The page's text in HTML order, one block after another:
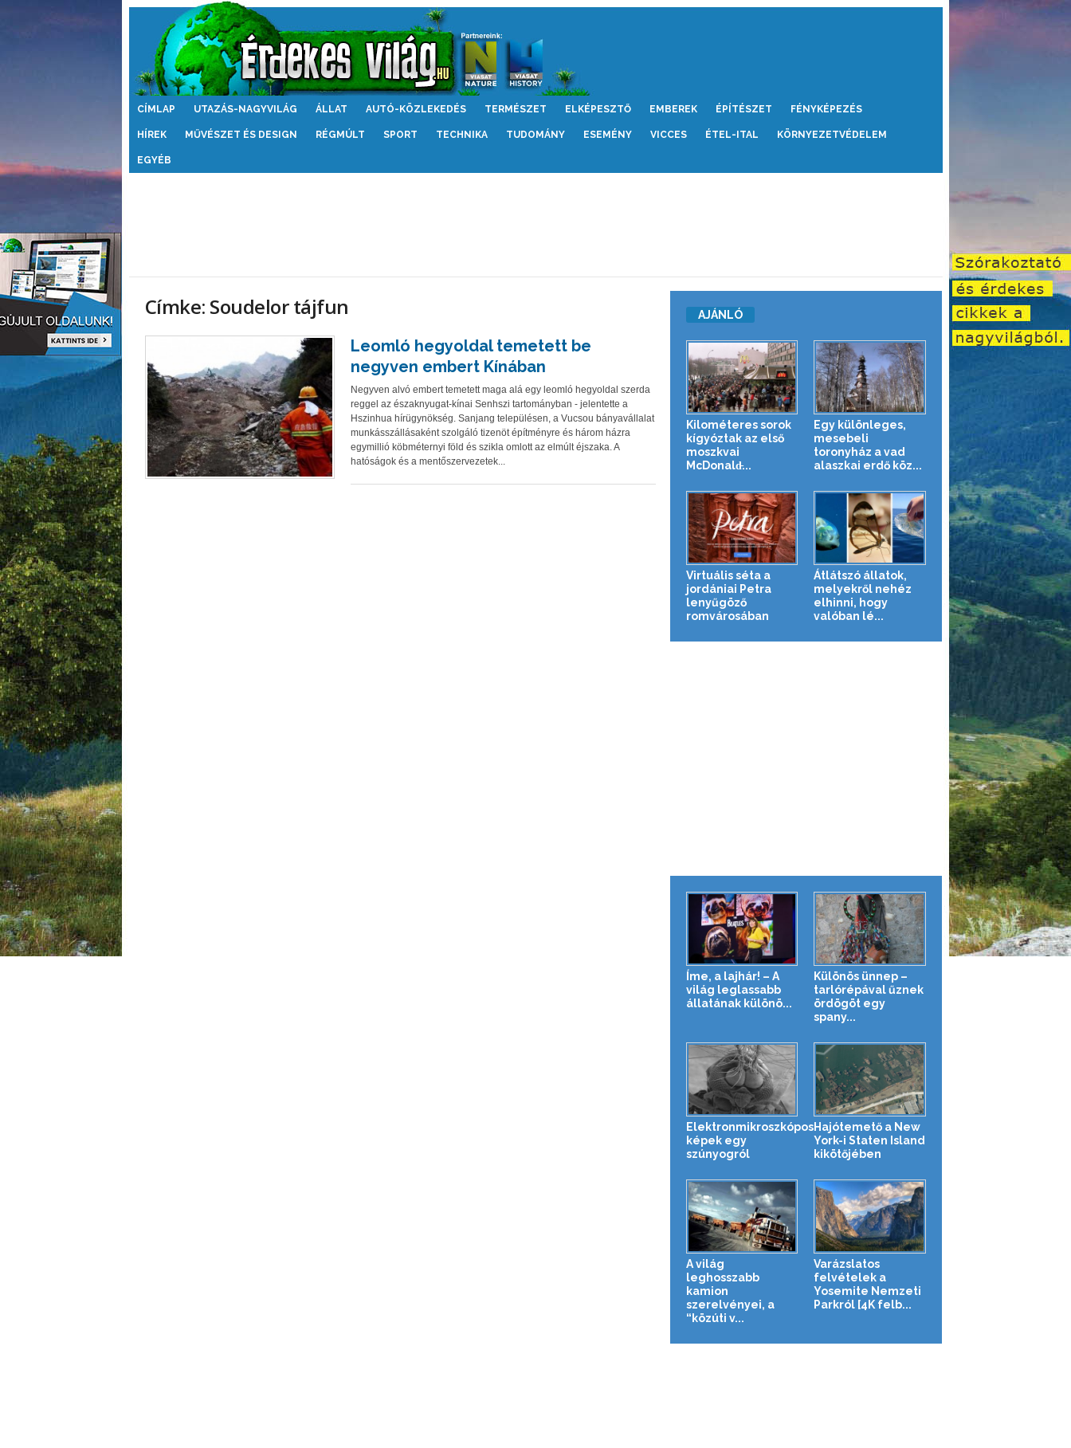
Érdekes
CÍMLAP UTAZÁS-NAGYVILÁG ÁLLAT AUTÓ-KÖZLEKEDÉS TERMÉSZET ELKÉPESZTŐ EMBEREK ÉPÍTÉSZET FÉNYKÉPEZÉS
HÍREK MŰVÉSZET ÉS DESIGN RÉGMÚLT SPORT TECHNIKA TUDOMÁNY ESEMÉNY VICCES ÉTEL-ITAL KÖRNYEZETVÉDELEM
EGYÉB
Címke: Soudelor tájfun
Leomló hegyoldal temetett be
negyven embert Kínában
Negyven alvó embert temetett maga alá egy leomló hegyoldal szerda
reggel az északnyugat-kínai Senhszi tartományban - jelentette a
Hszinhua hírügynökség. Sanjang településen, a Vucsou bányavállalat
munkásszállásaként szolgáló tizenöt építményre és három házra
egymillió köbméternyi föld és szikla omlott az elmúlt éjszaka. A
hatóságok és a mentőszervezetek...
AJÁNLÓ
Kilométeres sorok
kígyóztak az első
moszkvai
McDonald̵...
Egy különleges,
mesebeli
toronyház a vad
alaszkai erdő köz...
Virtuális séta a
jordániai Petra
lenyűgöző
romvárosában
Átlátszó állatok,
melyekről nehéz
elhinni, hogy
valóban lé...
Íme, a lajhár! – A
világ leglassabb
állatának különö...
Különös ünnep –
tarlórépával űznek
ördögöt egy
spany...
Elektronmikroszkópos
képek egy
szúnyogról
Hajótemető a New
York-i Staten Island
kikötőjében
A világ
leghosszabb
kamion
szerelvényei, a
“közúti v...
Varázslatos
felvételek a
Yosemite Nemzeti
Parkról [4K felb...